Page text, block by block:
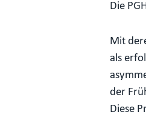
Die
Mit
als
der
Diese